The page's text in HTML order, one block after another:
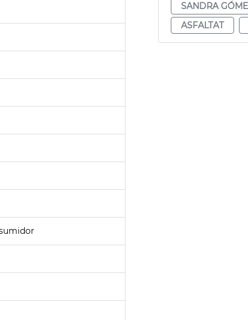
SANDRA
ASFALTAT